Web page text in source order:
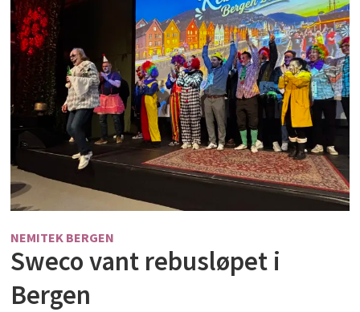
NEMITEK BERGEN
Sweco vant rebusløpet i
Bergen